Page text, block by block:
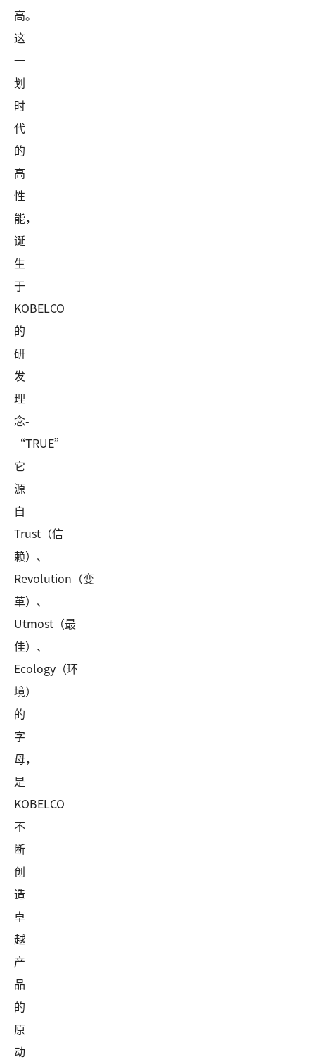
高。
这
一
划
时
代
的
高
性
能，
诞
生
于
KOBELCO
的
研
发
理
念-
“TRUE”
它
源
自
Trust（信
赖）、
Revolution（变
革）、
Utmost（最
佳）、
Ecology（环
境）
的
字
母，
是
KOBELCO
不
断
创
造
卓
越
产
品
的
原
动